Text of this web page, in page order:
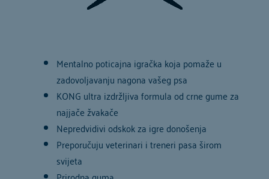
Mentalno poticajna igračka koja pomaže u
zadovoljavanju nagona vašeg psa
KONG ultra izdržljiva formula od crne gume za
najjače žvakače
Nepredvidivi odskok za igre donošenja
Preporučuju veterinari i treneri pasa širom
svijeta